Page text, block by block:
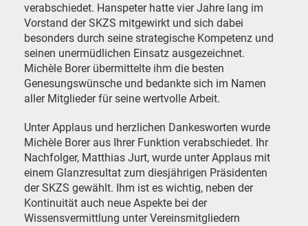
verabschiedet. Hanspeter hatte vier Jahre lang im
Vorstand der SKZS mitgewirkt und sich dabei
besonders durch seine strategische Kompetenz und
seinen unermüdlichen Einsatz ausgezeichnet.
Michèle Borer übermittelte ihm die besten
Genesungswünsche und bedankte sich im Namen
aller Mitglieder für seine wertvolle Arbeit.
Unter Applaus und herzlichen Dankesworten wurde
Michèle Borer aus Ihrer Funktion verabschiedet. Ihr
Nachfolger, Matthias Jurt, wurde unter Applaus mit
einem Glanzresultat zum diesjährigen Präsidenten
der SKZS gewählt. Ihm ist es wichtig, neben der
Kontinuität auch neue Aspekte bei der
Wissensvermittlung unter Vereinsmitgliedern